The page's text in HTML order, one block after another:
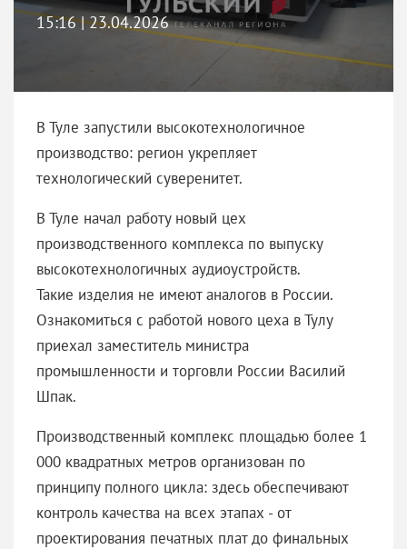
15:16 | 23.04.2026
В Туле запустили высокотехнологичное
производство: регион укрепляет
технологический суверенитет.
В Туле начал работу новый цех
производственного комплекса по выпуску
высокотехнологичных аудиоустройств.
Такие изделия не имеют аналогов в России.
Ознакомиться с работой нового цеха в Тулу
приехал заместитель министра
промышленности и торговли России Василий
Шпак.
Производственный комплекс площадью более 1
000 квадратных метров организован по
принципу полного цикла: здесь обеспечивают
контроль качества на всех этапах - от
проектирования печатных плат до финальных